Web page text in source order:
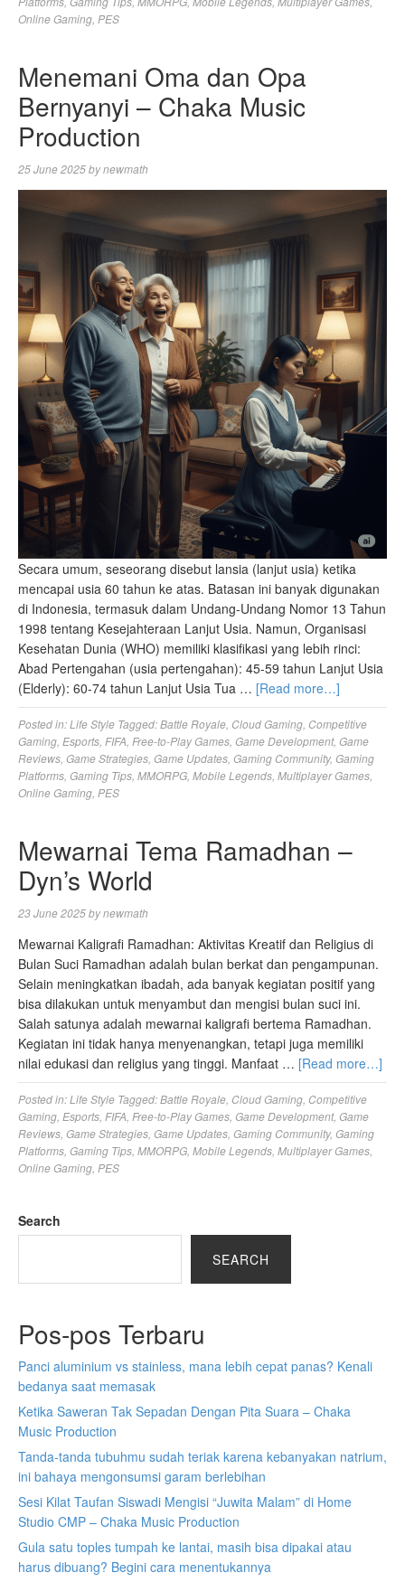
Online Gaming PES
Menemani Oma dan Opa
Bernyanyi – Chaka Music
Production
25 June 2025bynewmath
Secara umum, seseorang disebut lansia (lanjut usia) ketika
mencapai usia 60 tahun ke atas. Batasan ini banyak digunakan
di Indonesia, termasuk dalam Undang-Undang Nomor 13 Tahun
1998 tentang Kesejahteraan Lanjut Usia. Namun, Organisasi
Kesehatan Dunia (WHO) memiliki klasifikasi yang lebih rinci:
Abad Pertengahan (usia pertengahan): 45-59 tahun Lanjut Usia
(Elderly): 60-74 tahun Lanjut Usia Tua … [Read more…]
Posted in:Life Style Tagged:Battle Royale Cloud Gaming Competitive
Gaming Esports FIFA Free-to-Play Games Game Development, Game
Reviews Game Strategies Game Updates Gaming Community, Gaming
Platforms Gaming Tips MMORPG Mobile Legends Multiplayer Games
Online Gaming PES
Mewarnai Tema Ramadhan –
Dyn’s World
23 June 2025bynewmath
Mewarnai Kaligrafi Ramadhan: Aktivitas Kreatif dan Religius di
Bulan Suci Ramadhan adalah bulan berkat dan pengampunan.
Selain meningkatkan ibadah, ada banyak kegiatan positif yang
bisa dilakukan untuk menyambut dan mengisi bulan suci ini.
Salah satunya adalah mewarnai kaligrafi bertema Ramadhan.
Kegiatan ini tidak hanya menyenangkan, tetapi juga memiliki
nilai edukasi dan religius yang tinggi. Manfaat … [Read more…]
Posted in:Life Style Tagged:Battle Royale Cloud Gaming Competitive
Gaming Esports FIFA Free-to-Play Games Game Development, Game
Reviews Game Strategies Game Updates Gaming Community, Gaming
Platforms Gaming Tips MMORPG Mobile Legends Multiplayer Games
Online Gaming PES
Search
SEARCH
Pos-pos Terbaru
Panci aluminium vs stainless, mana lebih cepat panas? Kenali
bedanya saat memasak
Ketika Saweran Tak Sepadan Dengan Pita Suara – Chaka
Music Production
Tanda-tanda tubuhmu sudah teriak karena kebanyakan natrium,
ini bahaya mengonsumsi garam berlebihan
Sesi Kilat Taufan Siswadi Mengisi “Juwita Malam” di Home
Studio CMP – Chaka Music Production
Gula satu toples tumpah ke lantai, masih bisa dipakai atau
harus dibuang? Begini cara menentukannya